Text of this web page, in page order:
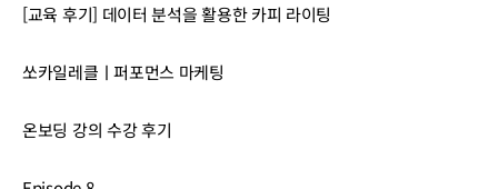
[교육 후기] 데이터 분석을 활용한 카피 라이팅
쏘카일레클ㅣ퍼포먼스 마케팅
온보딩 강의 수강 후기